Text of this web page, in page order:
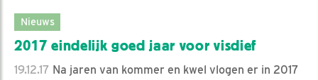
Nieuws
2017 eindelijk goed jaar voor visdief
19.12.17 Na jaren van kommer en kwel vlogen er in 2017